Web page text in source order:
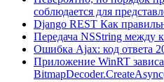
соблюдается для
Django REST Как
Передача NSString между
Ошибка Ajax: код ответа
Приложение WinRT